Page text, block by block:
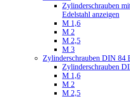
Zylinderschrauben
Edelstahl anzeigen
M 1,6
M 2
M 2,5
M 3
Zylinderschrauben DIN 84
Zylinderschrauben
M 1,6
M 2
M 2,5